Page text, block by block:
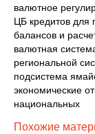
валютное
ЦБ кредитов для
балансов и
валютная
региональной
подсистема
экономические
национальных
Похожие